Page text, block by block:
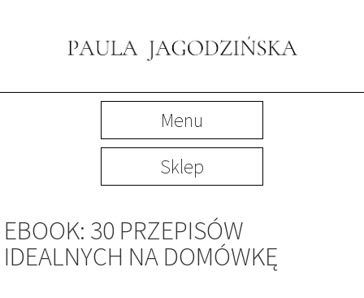
Menu
Sklep
EBOOK: 30 PRZEPISÓW
IDEALNYCH NA DOMÓWKĘ